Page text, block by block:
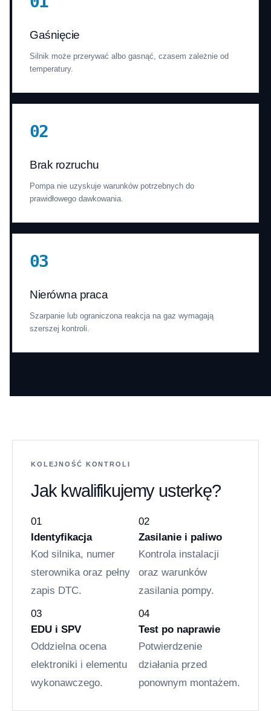
Gaśnięcie
Silnik może przerywać albo gasnąć, czasem zależnie od
temperatury.
02
Brak rozruchu
Pompa nie uzyskuje warunków potrzebnych do
prawidłowego dawkowania.
03
Nierówna praca
Szarpanie lub ograniczona reakcja na gaz wymagają
szerszej kontroli.
KOLEJNOŚĆ KONTROLI
Jak kwalifikujemy usterkę?
01
Identyfikacja
Kod silnika, numer
sterownika oraz pełny
zapis DTC.
02
Zasilanie i paliwo
Kontrola instalacji
oraz warunków
zasilania pompy.
03
EDU i SPV
Oddzielna ocena
elektroniki i elementu
wykonawczego.
04
Test po naprawie
Potwierdzenie
działania przed
ponownym montażem.